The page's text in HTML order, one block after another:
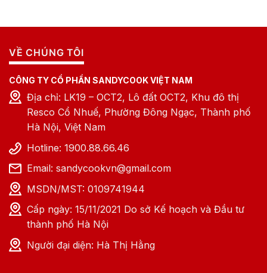
VỀ CHÚNG TÔI
CÔNG TY CỔ PHẦN SANDYCOOK VIỆT NAM
Địa chỉ: LK19 – OCT2, Lô đất OCT2, Khu đô thị
Resco Cổ Nhuế, Phường Đông Ngạc, Thành phố
Hà Nội, Việt Nam
Hotline: 1900.88.66.46
Email: sandycookvn@gmail.com
MSDN/MST: 0109741944
Cấp ngày: 15/11/2021 Do sở Kế hoạch và Đầu tư
thành phố Hà Nội
Người đại diện: Hà Thị Hằng